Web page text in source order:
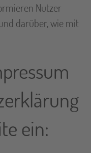
Nutzer
darüber, wie mit
ein: